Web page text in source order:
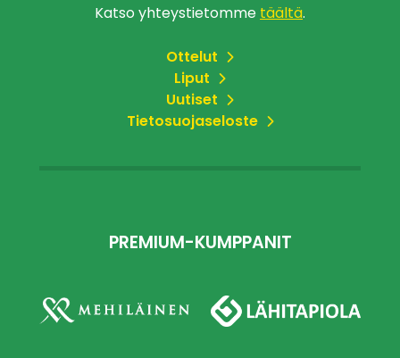
Katso yhteystietomme täältä.
Ottelut
Liput
Uutiset
Tietosuojaseloste
PREMIUM-KUMPPANIT